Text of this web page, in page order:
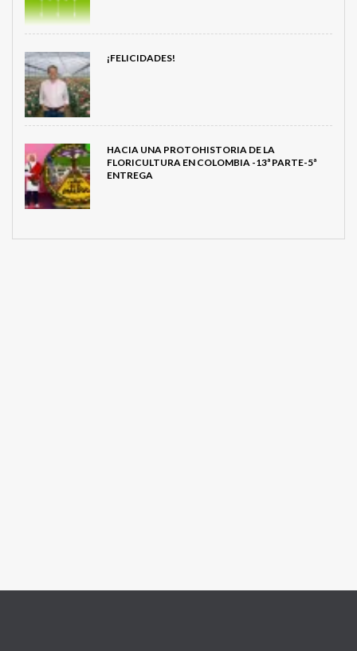
¡FELICIDADES!
HACIA UNA PROTOHISTORIA DE LA
FLORICULTURA EN COLOMBIA -13ª PARTE-5ª
ENTREGA